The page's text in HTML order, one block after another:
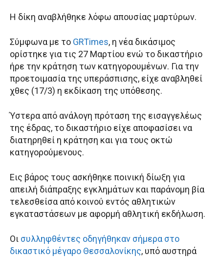
Η δίκη αναβλήθηκε λόφω απουσίας μαρτύρων.
Σύμφωνα με το GRTimes, η νέα δικάσιμος
ορίστηκε για τις 27 Μαρτίου ενώ το δικαστήριο
ήρε την κράτηση των κατηγορουμένων. Για την
προετοιμασία της υπεράσπισης, είχε αναβληθεί
χθες (17/3) η εκδίκαση της υπόθεσης.
Ύστερα από ανάλογη πρόταση της εισαγγελέως
της έδρας, το δικαστήριο είχε αποφασίσει να
διατηρηθεί η κράτηση και για τους οκτώ
κατηγορούμενους.
Εις βάρος τους ασκήθηκε ποινική δίωξη για
απειλή διάπραξης εγκλημάτων και παράνομη βία
τελεσθείσα από κοινού εντός αθλητικών
εγκαταστάσεων με αφορμή αθλητική εκδήλωση.
Οι συλληφθέντες οδηγήθηκαν σήμερα στο
δικαστικό μέγαρο Θεσσαλονίκης, υπό αυστηρά